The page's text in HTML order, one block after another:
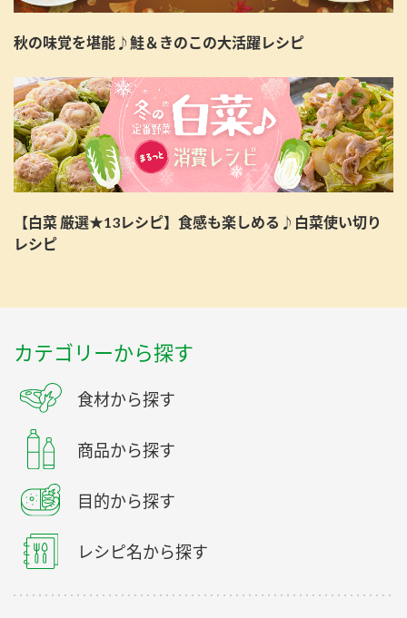
秋の味覚を堪能♪鮭＆きのこの大活躍レシピ
【白菜 厳選★13レシピ】食感も楽しめる♪白菜使い切り
レシピ
カテゴリーから探す
食材から探す
商品から探す
目的から探す
レシピ名から探す